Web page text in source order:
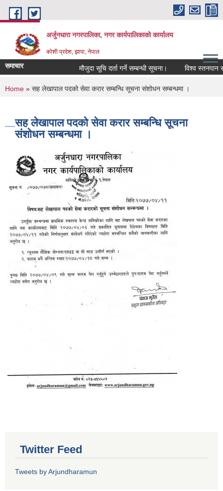
Skip to main content
अर्जुनधारा नगरपालिका, नगर कार्यपालिकाको कार्यालय
कोशी प्रदेश, झापा, नेपाल
समाचार मौजुदा सूचि दर्ता गर्ने सम्बन्धी सूचना। विश्व स्तनपान
You are here
Home » सह लेखापाल पदको सेवा करार सम्बन्धि सूचना संशोधन सम्बन्धमा ।
सह लेखापाल पदको सेवा करार सम्बन्धि सूचना
संशोधन सम्बन्धमा ।
Twitter Feed
Tweets by Arjundharamun